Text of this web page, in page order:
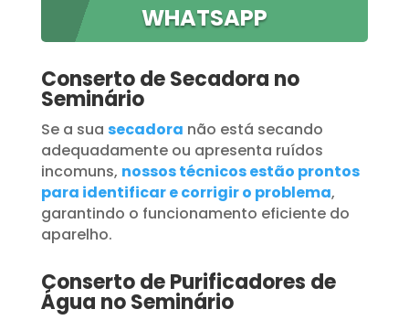
WHATSAPP
Conserto de Secadora no
Seminário
Se a sua secadora não está secando
adequadamente ou apresenta ruídos
incomuns, nossos técnicos estão prontos
para identificar e corrigir o problema,
garantindo o funcionamento eficiente do
aparelho.
Conserto de Purificadores de
Água no Seminário